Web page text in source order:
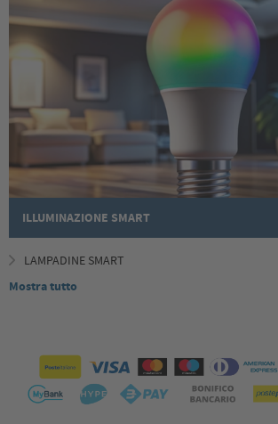
ILLUMINAZIONE SMART
LAMPADINE SMART
Mostra tutto